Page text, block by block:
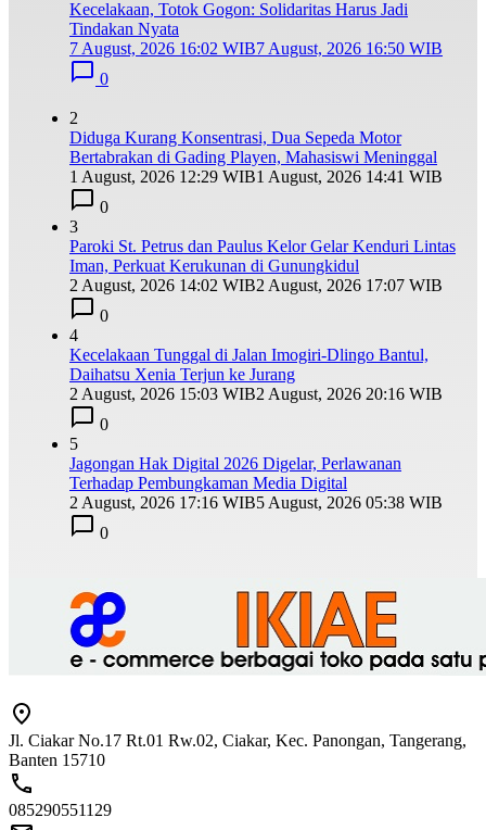
Kecelakaan, Totok Gogon: Solidaritas Harus Jadi
Tindakan Nyata
7 August, 2026 16:02 WIB7 August, 2026 16:50 WIB
0
2
Diduga Kurang Konsentrasi, Dua Sepeda Motor
Bertabrakan di Gading Playen, Mahasiswi Meninggal
1 August, 2026 12:29 WIB1 August, 2026 14:41 WIB
0
3
Paroki St. Petrus dan Paulus Kelor Gelar Kenduri Lintas
Iman, Perkuat Kerukunan di Gunungkidul
2 August, 2026 14:02 WIB2 August, 2026 17:07 WIB
0
4
Kecelakaan Tunggal di Jalan Imogiri-Dlingo Bantul,
Daihatsu Xenia Terjun ke Jurang
2 August, 2026 15:03 WIB2 August, 2026 20:16 WIB
0
5
Jagongan Hak Digital 2026 Digelar, Perlawanan
Terhadap Pembungkaman Media Digital
2 August, 2026 17:16 WIB5 August, 2026 05:38 WIB
0
Jl. Ciakar No.17 Rt.01 Rw.02, Ciakar, Kec. Panongan, Tangerang,
Banten 15710
085290551129